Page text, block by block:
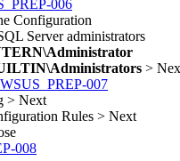
Configuration
Server administrators
>
> Next
Rules > Next